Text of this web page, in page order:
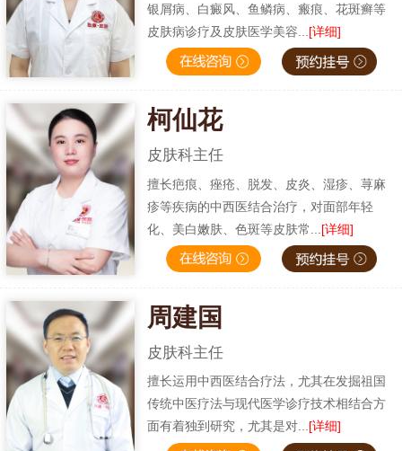
银屑病、白癜风、鱼鳞病、瘢痕、花斑癣等
皮肤病诊疗及皮肤医学美容... [详细]
柯仙花
皮肤科主任
擅长疤痕、痤疮、脱发、皮炎、湿疹、荨麻
疹等疾病的中西医结合治疗，对面部年轻
化、美白嫩肤、色斑等皮肤常... [详细]
周建国
皮肤科主任
擅长运用中西医结合疗法，尤其在发掘祖国
传统中医疗法与现代医学诊疗技术相结合方
面有着独到研究，尤其是对...[详细]